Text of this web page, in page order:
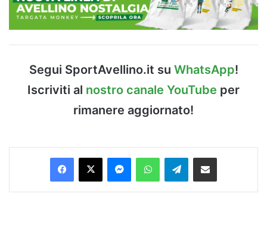
Segui SportAvellino.it su WhatsApp!
Iscriviti al nostro canale YouTube per
rimanere aggiornato!
Facebook
X MessengerWhatsAppTelegramCondividi via Email